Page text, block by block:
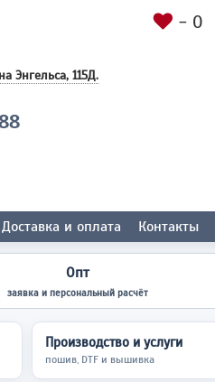
Энгельса, 115Д.
- 0
Доставка и оплата Контакты
Опт
заявка и персональный расчёт
Производство и услуги
пошив, DTF и вышивка